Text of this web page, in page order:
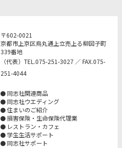
〒602-0021
京都市上京区烏丸通上立売上る柳図子町
339番地
（代表）TEL.075-251-3027 ／ FAX.075-
251-4044
同志社関連商品
同志社ウエディング
住まいのご紹介
損害保険・生命保険代理業
レストラン・カフェ
学生生活サポート
同志社サポート